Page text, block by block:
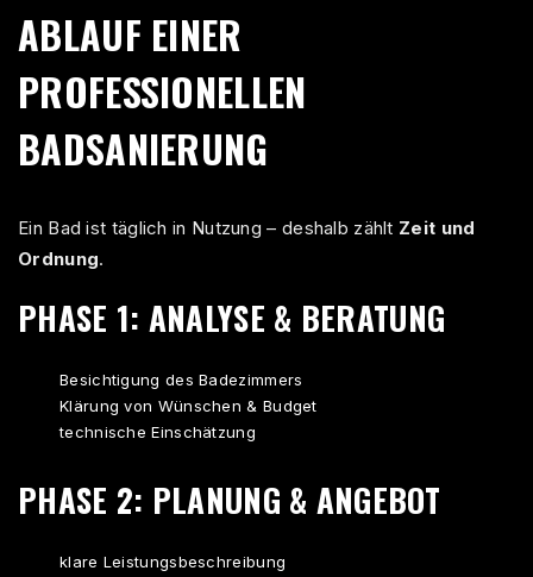
ABLAUF EINER
PROFESSIONELLEN
BADSANIERUNG
Ein Bad ist täglich in Nutzung – deshalb zählt Zeit und
Ordnung.
PHASE 1: ANALYSE & BERATUNG
Besichtigung des Badezimmers
Klärung von Wünschen & Budget
technische Einschätzung
PHASE 2: PLANUNG & ANGEBOT
klare Leistungsbeschreibung